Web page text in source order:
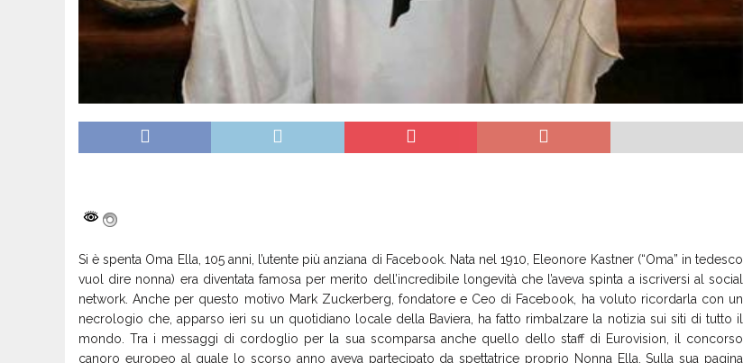
Si è spenta Oma Ella, 105 anni, l’utente più anziana di Facebook. Nata nel 1910, Eleonore Kastner (“Oma” in tedesco
vuol dire nonna) era diventata famosa per merito dell’incredibile longevità che l’aveva spinta a iscriversi al social
network. Anche per questo motivo Mark Zuckerberg, fondatore e Ceo di Facebook, ha voluto ricordarla con un
necrologio che, apparso ieri su un quotidiano locale della Baviera, ha fatto rimbalzare la notizia sui siti di tutto il
mondo. Tra i messaggi di cordoglio per la sua scomparsa anche quello dello staff di Eurovision, il concorso
canoro europeo al quale lo scorso anno aveva partecipato da spettatrice proprio Nonna Ella. Sulla sua pagina